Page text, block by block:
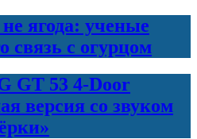
ягода: ученые
связь с огурцом
GT 53 4-Door
версия со звуком